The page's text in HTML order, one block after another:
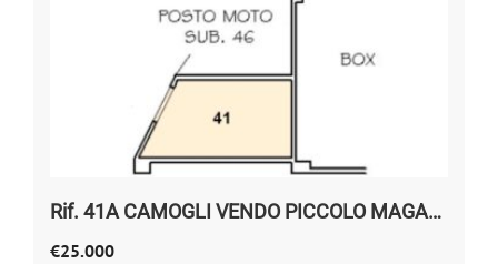
Rif. 41A CAMOGLI VENDO PICCOLO MAGAZZINO
€25.000